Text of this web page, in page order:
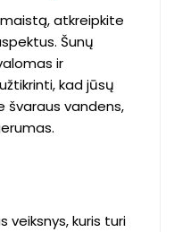
atkreipkite
Šunų
ir
kad jūsų
švaraus vandens,
veiksnys, kuris turi